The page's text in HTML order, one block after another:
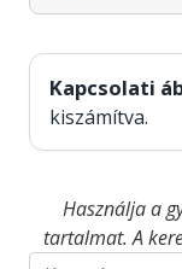
Kapcsolati
kiszámítva.
Használja a
tartalmat. A